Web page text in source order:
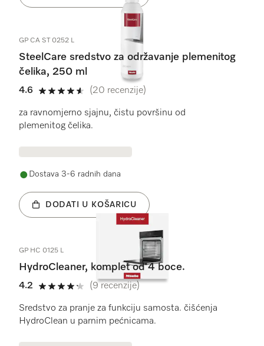
GP CA ST 0252 L
SteelCare sredstvo za održavanje plemenitog
čelika, 250 ml
4.6
4.6 od 5
(20 recenzije)
za ravnomjerno sjajnu, čistu površinu od
plemenitog čelika.
Dostava 3-6 radnih dana
DODATI U KOŠARICU
GP HC 0125 L
HydroCleaner, komplet od 4 boce.
4.2
4.2 od 5
(9 recenzije)
Sredstvo za pranje za funkciju samosta. čišćenja
HydroClean u parnim pećnicama.